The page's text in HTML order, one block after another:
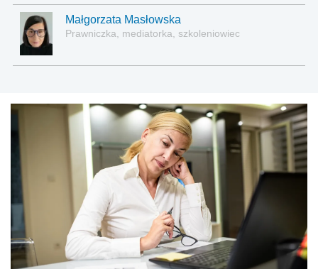
Małgorzata Masłowska
Prawniczka, mediatorka, szkoleniowiec